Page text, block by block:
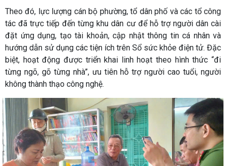
Theo đó, lực lượng cán bộ phường, tổ dân phố và các tổ công
tác đã trực tiếp đến từng khu dân cư để hỗ trợ người dân cài
đặt ứng dụng, tạo tài khoản, cập nhật thông tin cá nhân và
hướng dẫn sử dụng các tiện ích trên Sổ sức khỏe điện tử. Đặc
biệt, hoạt động được triển khai linh hoạt theo hình thức “đi
từng ngõ, gõ từng nhà”, ưu tiên hỗ trợ người cao tuổi, người
không thành thạo công nghệ.